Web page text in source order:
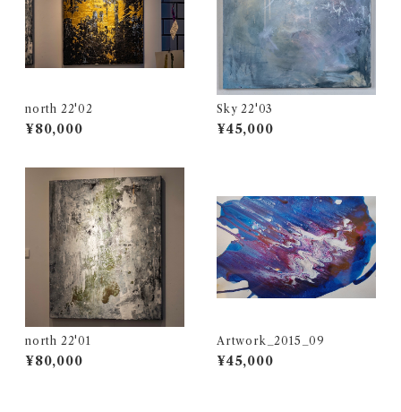
north 22'02
¥80,000
Sky 22'03
¥45,000
north 22'01
¥80,000
Artwork_2015_09
¥45,000